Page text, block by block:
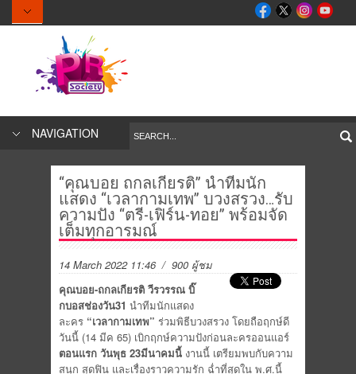
NAVIGATION
“คุณบอย ถกลเกียรติ” นำทีมนัก
แสดง “เวลากามเทพ” บวงสรวง…รับ
ความปัง “ตรี-เฟิร์น-ทอย” พร้อมจัด
เต็มทุกอารมณ์
14 March 2022 11:46/ 900 ผู้ชม
คุณบอย-ถกลเกียรติ วีรวรรณ บิ๊
กบอสช่องวัน31 นำทีมนักแสดง
ละคร “เวลากามเทพ” ร่วมพิธีบวงสรวง โดยถือฤกษ์ดี
วันนี้ (14 มีค 65) เบิกฤกษ์ความปังก่อนละครออนแอร์
ตอนแรก วันพุธ 23มีนาคมนี้ งานนี้ เตรียมพบกับความ
สนุก สุดฟิน และเรื่องราวความรัก ฉ่ำที่สุดใน พ.ศ.นี้